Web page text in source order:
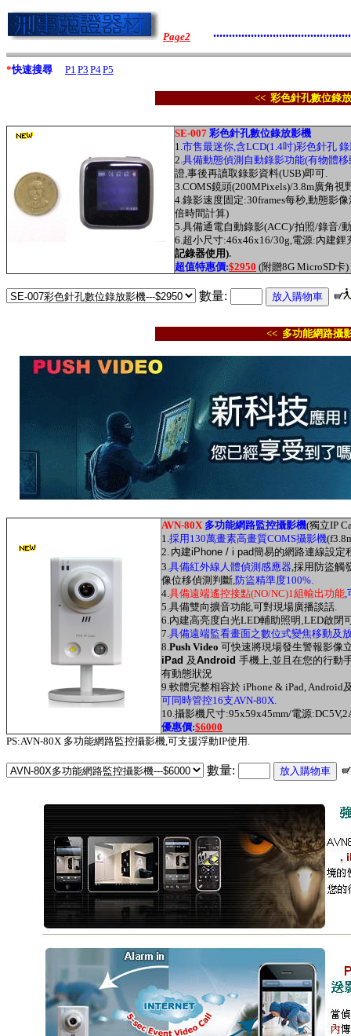
Page2
*快速搜尋 P1 P3 P4P5
<< 彩色針孔數位錄
SE-007 彩色針孔數位錄放影機
1.市售最迷你,含LCD(1.4吋)彩色針孔
2.具備動態偵測自動錄影功能(有物體
證,事後再讀取錄影資料(USB)即可.
3.COMS鏡頭(200MPixels)/3.8m廣角視
4.錄影速度固定:30frames每秒,動態影
倍時間計算)
5.具備通電自動錄影(ACC)/拍照/錄音/
6.超小尺寸:46x46x16/30g,電源:內建鋰
記錄器使用).
超值特惠價:$2950 (附贈8G MicroSD卡)
數量:
<< 多功能網路攝
AVN-80X 多功能網路監控攝影機(獨立IP
1.採用130萬畫素高畫質COMS攝影機
2. 內建i Phone / i pad簡易的網路連線設定
3.具備紅外線人體偵測感應器,採用防盜觸
像位移偵測判斷,防盜精準度100%.
4.具備遠端遙控接點(NO/NC)1組輸出功能,
5.具備雙向擴音功能,可對現場廣播談話.
6.內建高亮度白光LED輔助照明 ,LED啟閉
7.具備遠端監看畫面之數位式變焦移動及
8.Push Video 可快速將現場發生警報影像
iPad 及Android 手機上,並且在您的行動
有動態狀況
9.軟體完整相容於 iPhone & iPad, Android
可同時管控16支AVN-80X.
10.攝影機尺寸:95x59x45mm/電源
優惠價:$6000
PS:AVN-80X 多功能網路監控攝影機,可支援浮動IP使用.
數量: